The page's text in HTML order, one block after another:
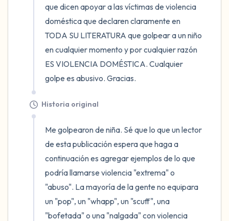
que dicen apoyar a las víctimas de violencia
doméstica que declaren claramente en
TODA SU LITERATURA que golpear a un niño
en cualquier momento y por cualquier razón
ES VIOLENCIA DOMÉSTICA. Cualquier
golpe es abusivo. Gracias.
Historia original
Me golpearon de niña. Sé que lo que un lector
de esta publicación espera que haga a
continuación es agregar ejemplos de lo que
podría llamarse violencia "extrema" o
"abuso". La mayoría de la gente no equipara
un "pop", un "whapp", un "scuff", una
"bofetada" o una "nalgada" con violencia